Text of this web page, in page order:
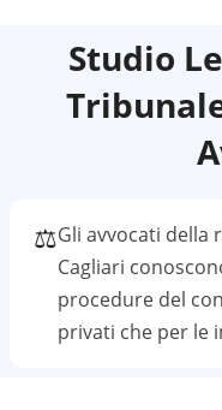
Studio
⚖️Gli avvocati della
Cagliari
procedure del
privati che per le